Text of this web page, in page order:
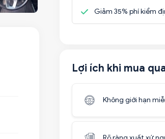
Giảm 35% phí kiểm
Lợi ích khi mua
Không giới hạn